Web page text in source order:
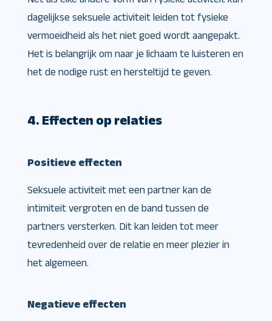
dagelijkse seksuele activiteit leiden tot fysieke
vermoeidheid als het niet goed wordt aangepakt.
Het is belangrijk om naar je lichaam te luisteren en
het de nodige rust en hersteltijd te geven.
4. Effecten op relaties
Positieve effecten
Seksuele activiteit met een partner kan de
intimiteit vergroten en de band tussen de
partners versterken. Dit kan leiden tot meer
tevredenheid over de relatie en meer plezier in
het algemeen.
Negatieve effecten